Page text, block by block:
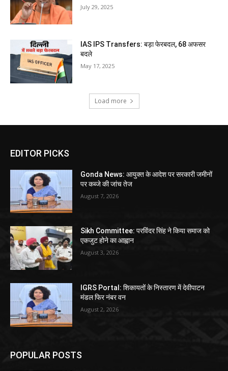
July 29, 2025
IAS IPS Transfers: बड़ा फेरबदल, 68 अफसर
बदले
May 17, 2025
Load more
EDITOR PICKS
Gonda News: आयुक्त के आदेश पर सरकारी जमीनों
पर कब्जे की जांच तेज
August 7, 2026
Sikh Committee: परविंदर सिंह ने किया समाज को
एकजुट होने का आह्वान
August 3, 2026
IGRS Portal: शिकायतों के निस्तारण में देवीपाटन
मंडल फिर नंबर वन
August 2, 2026
POPULAR POSTS